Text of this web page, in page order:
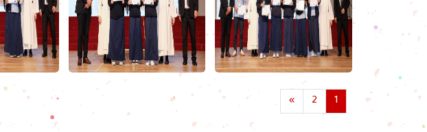
1
2
»